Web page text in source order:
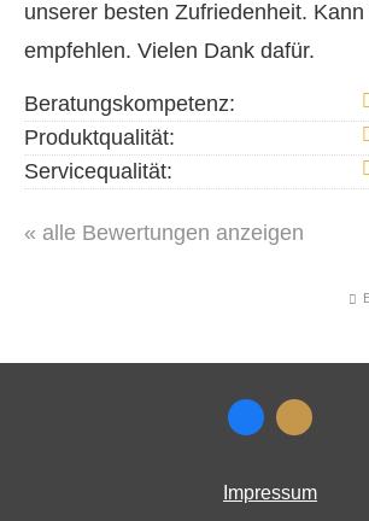
unserer besten Zufriedenheit.
empfehlen. Vielen Dank dafür.
Beratungskompetenz:
Produktqualität:
Servicequalität:
« alle Bewertungen anzeigen
Impressum